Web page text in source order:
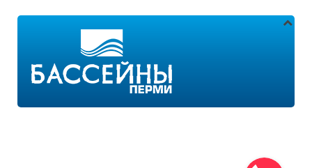
г.Пермь, ул. 2-я Казанцевская 11/2